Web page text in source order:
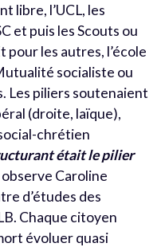
libre, l’UCL, les
et puis les Scouts ou
pour les autres, l’école
socialiste ou
Les piliers soutenaient
(droite, laïque),
chrétien
était le pilier
observe Caroline
d’études des
Chaque citoyen
évoluer quasi